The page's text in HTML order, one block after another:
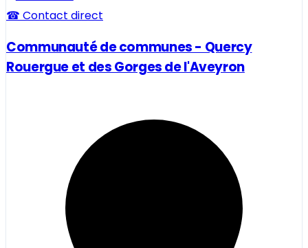
☎ Contact direct
Communauté de communes - Quercy
Rouergue et des Gorges de l'Aveyron